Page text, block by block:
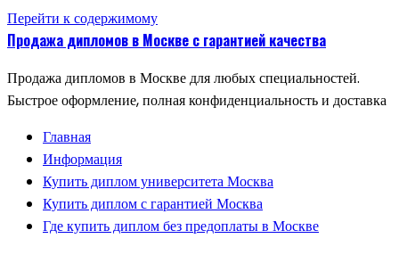
Перейти к содержимому
Продажа дипломов в Москве с гарантией качества
Продажа дипломов в Москве для любых специальностей.
Быстрое оформление, полная конфиденциальность и доставка
Главная
Информация
Купить диплом университета Москва
Купить диплом с гарантией Москва
Где купить диплом без предоплаты в Москве